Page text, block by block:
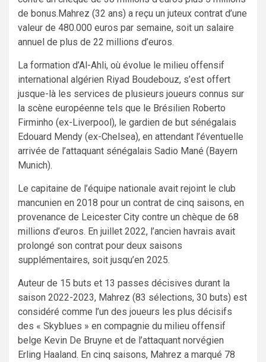
de bonus.Mahrez (32 ans) a reçu un juteux contrat d’une
valeur de 480.000 euros par semaine, soit un salaire
annuel de plus de 22 millions d’euros.
La formation d’Al-Ahli, où évolue le milieu offensif
international algérien Riyad Boudebouz, s’est offert
jusque-là les services de plusieurs joueurs connus sur
la scène européenne tels que le Brésilien Roberto
Firminho (ex-Liverpool), le gardien de but sénégalais
Edouard Mendy (ex-Chelsea), en attendant l’éventuelle
arrivée de l’attaquant sénégalais Sadio Mané (Bayern
Munich).
Le capitaine de l’équipe nationale avait rejoint le club
mancunien en 2018 pour un contrat de cinq saisons, en
provenance de Leicester City contre un chèque de 68
millions d’euros. En juillet 2022, l’ancien havrais avait
prolongé son contrat pour deux saisons
supplémentaires, soit jusqu’en 2025.
Auteur de 15 buts et 13 passes décisives durant la
saison 2022-2023, Mahrez (83 sélections, 30 buts) est
considéré comme l’un des joueurs les plus décisifs
des « Skyblues » en compagnie du milieu offensif
belge Kevin De Bruyne et de l’attaquant norvégien
Erling Haaland. En cinq saisons, Mahrez a marqué 78